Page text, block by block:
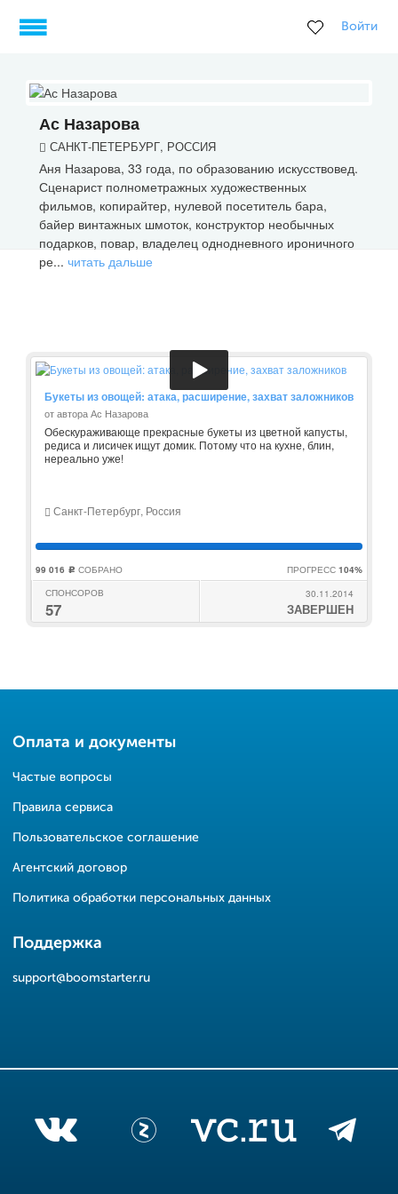
Войти
Ас Назарова
САНКТ-ПЕТЕРБУРГ, РОССИЯ
Аня Назарова, 33 года, по образованию искусствовед.
Сценарист полнометражных художественных
фильмов, копирайтер, нулевой посетитель бара,
байер винтажных шмоток, конструктор необычных
подарков, повар, владелец однодневного ироничного
ре... читать дальше
Букеты из овощей: атака, расширение, захват заложников
от автора Ас Назарова
Обескураживающе прекрасные букеты из цветной капусты,
редиса и лисичек ищут домик. Потому что на кухне, блин,
нереально уже!
Санкт-Петербург, Россия
99 016 c СОБРАНО ПРОГРЕСС 104%
СПОНСОРОВ
57
30.11.2014
ЗАВЕРШЕН
Оплата и документы
Частые вопросы
Правила сервиса
Пользовательское соглашение
Агентский договор
Политика обработки персональных данных
Поддержка
support@boomstarter.ru